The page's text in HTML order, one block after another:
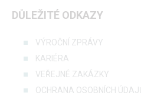
DŮLEŽITÉ ODKAZY
VÝROČNÍ ZPRÁVY
KARIÉRA
VEŘEJNÉ ZAKÁZKY
OCHRANA OSOBNÍCH